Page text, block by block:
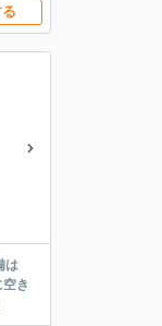
は
き